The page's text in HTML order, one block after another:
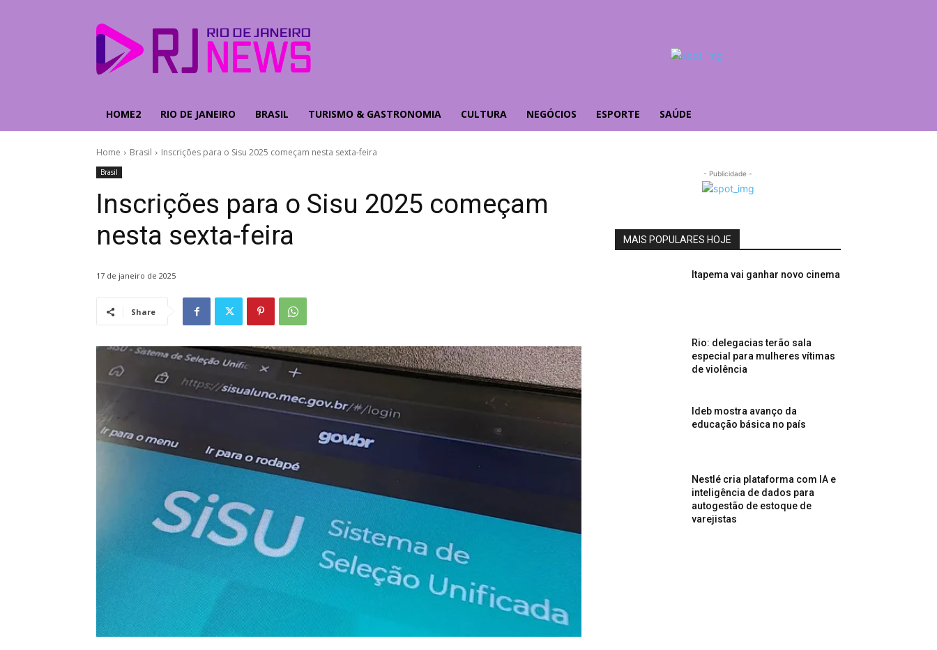
HOME2 RIO DE JANEIRO BRASIL TURISMO & GASTRONOMIA CULTURA NEGÓCIOS ESPORTE SAÚDE
Home Brasil Inscrições para o Sisu 2025 começam nesta sexta-feira
Brasil
Inscrições para o Sisu 2025 começam
nesta sexta-feira
17 de janeiro de 2025
Share
- Publicidade -
MAIS POPULARES HOJE
Itapema vai ganhar novo cinema
Rio: delegacias terão sala
especial para mulheres vítimas
de violência
Ideb mostra avanço da
educação básica no país
Nestlé cria plataforma com IA e
inteligência de dados para
autogestão de estoque de
varejistas